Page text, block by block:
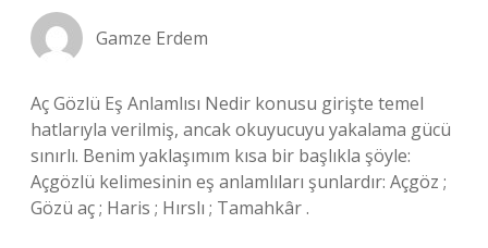
Gamze Erdem
Aç Gözlü Eş Anlamlısı Nedir konusu girişte temel
hatlarıyla verilmiş, ancak okuyucuyu yakalama gücü
sınırlı. Benim yaklaşımım kısa bir başlıkla şöyle:
Açgözlü kelimesinin eş anlamlıları şunlardır: Açgöz ;
Gözü aç ; Haris ; Hırslı ; Tamahkâr .